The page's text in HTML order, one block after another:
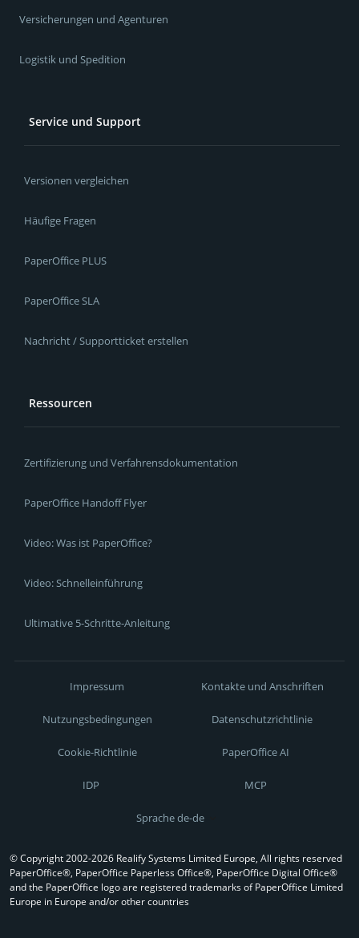
Versicherungen und Agenturen
Logistik und Spedition
Service und Support
Versionen vergleichen
Häufige Fragen
PaperOffice PLUS
PaperOffice SLA
Nachricht / Supportticket erstellen
Ressourcen
Zertifizierung und Verfahrensdokumentation
PaperOffice Handoff Flyer
Video: Was ist PaperOffice?
Video: Schnelleinführung
Ultimative 5-Schritte-Anleitung
Impressum Kontakte und Anschriften
Nutzungsbedingungen Datenschutzrichtlinie
Cookie-Richtlinie PaperOffice AI
IDP MCP
Sprache de-de
© Copyright 2002-2026 Realify Systems Limited Europe, All rights reserved
PaperOffice®, PaperOffice Paperless Office®, PaperOffice Digital Office®
and the PaperOffice logo are registered trademarks of PaperOffice Limited
Europe in Europe and/or other countries